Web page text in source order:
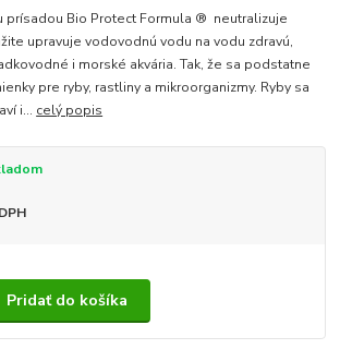
prísadou Bio Protect Formula ® neutralizuje
upravuje vodovodnú vodu na vodu zdravú,
i morské akvária. Tak, že sa podstatne
pre ryby, rastliny a mikroorganizmy. Ryby sa
i... celý popis
Pridať do košíka